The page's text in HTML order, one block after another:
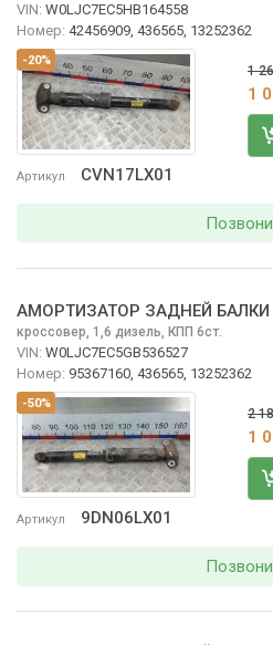
-20%
Артикул CVN17LX01
VIN: W0LJC7EC5HB164558
Номер: 42456909, 436565, 13252362
1
1
-50%
Артикул 9DN06LX01
АМОРТИЗАТОР ЗАДНЕЙ БАЛКИ
кроссовер, 1,6 дизель, КПП 6ст.
VIN: W0LJC7EC5GB536527
Номер: 95367160, 436565, 13252362
2
1